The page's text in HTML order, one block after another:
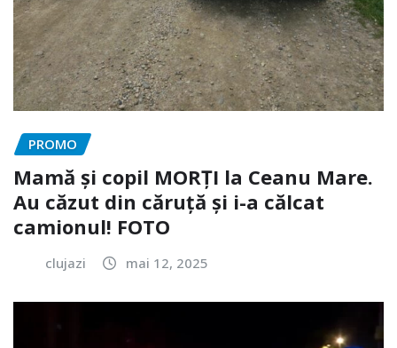
PROMO
Mamă și copil MORȚI la Ceanu Mare.
Au căzut din căruță și i-a călcat
camionul! FOTO
clujazi mai 12, 2025